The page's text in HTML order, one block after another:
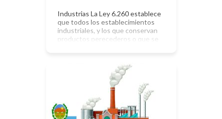
Industrias La Ley 6.260 establece
que todos los establecimientos
industriales, y los que conservan
productos perecederos o que se
funcionamiento deberán dar estricto
cumplimiento a las disposiciones
sobre ubicación, construcción,
instalación y equipamiento que
establece la presente ley, con el
objeto de preservar el medio
ambiente. Se […]